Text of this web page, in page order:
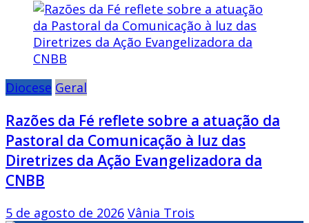
Diocese Geral
Razões da Fé reflete sobre a atuação da
Pastoral da Comunicação à luz das
Diretrizes da Ação Evangelizadora da
CNBB
5 de agosto de 2026 Vânia Trois